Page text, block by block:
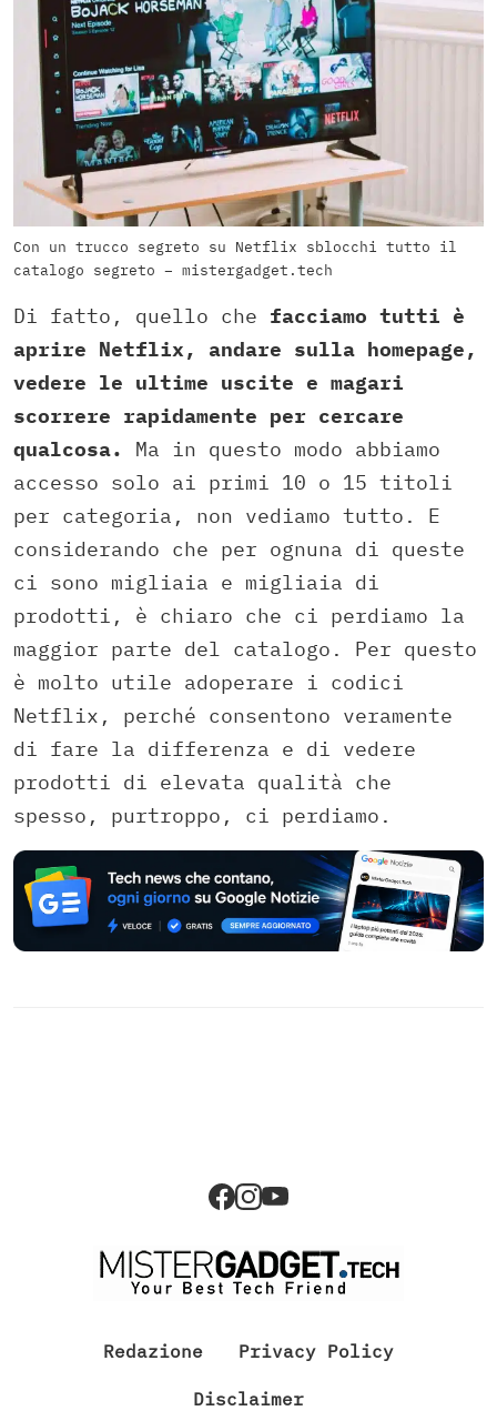
Con un trucco segreto su Netflix sblocchi tutto il
catalogo segreto – mistergadget.tech
Di fatto, quello che facciamo tutti è
aprire Netflix, andare sulla homepage,
vedere le ultime uscite e magari
scorrere rapidamente per cercare
qualcosa.
Ma in questo modo abbiamo
accesso solo ai primi 10 o 15 titoli
per categoria, non vediamo tutto. E
considerando che per ognuna di queste
ci sono migliaia e migliaia di
prodotti, è chiaro che ci perdiamo la
maggior parte del catalogo. Per questo
è molto utile adoperare i codici
Netflix, perché consentono veramente
di fare la differenza e di vedere
prodotti di elevata qualità che
spesso, purtroppo, ci perdiamo.
Redazione Privacy Policy
Disclaimer